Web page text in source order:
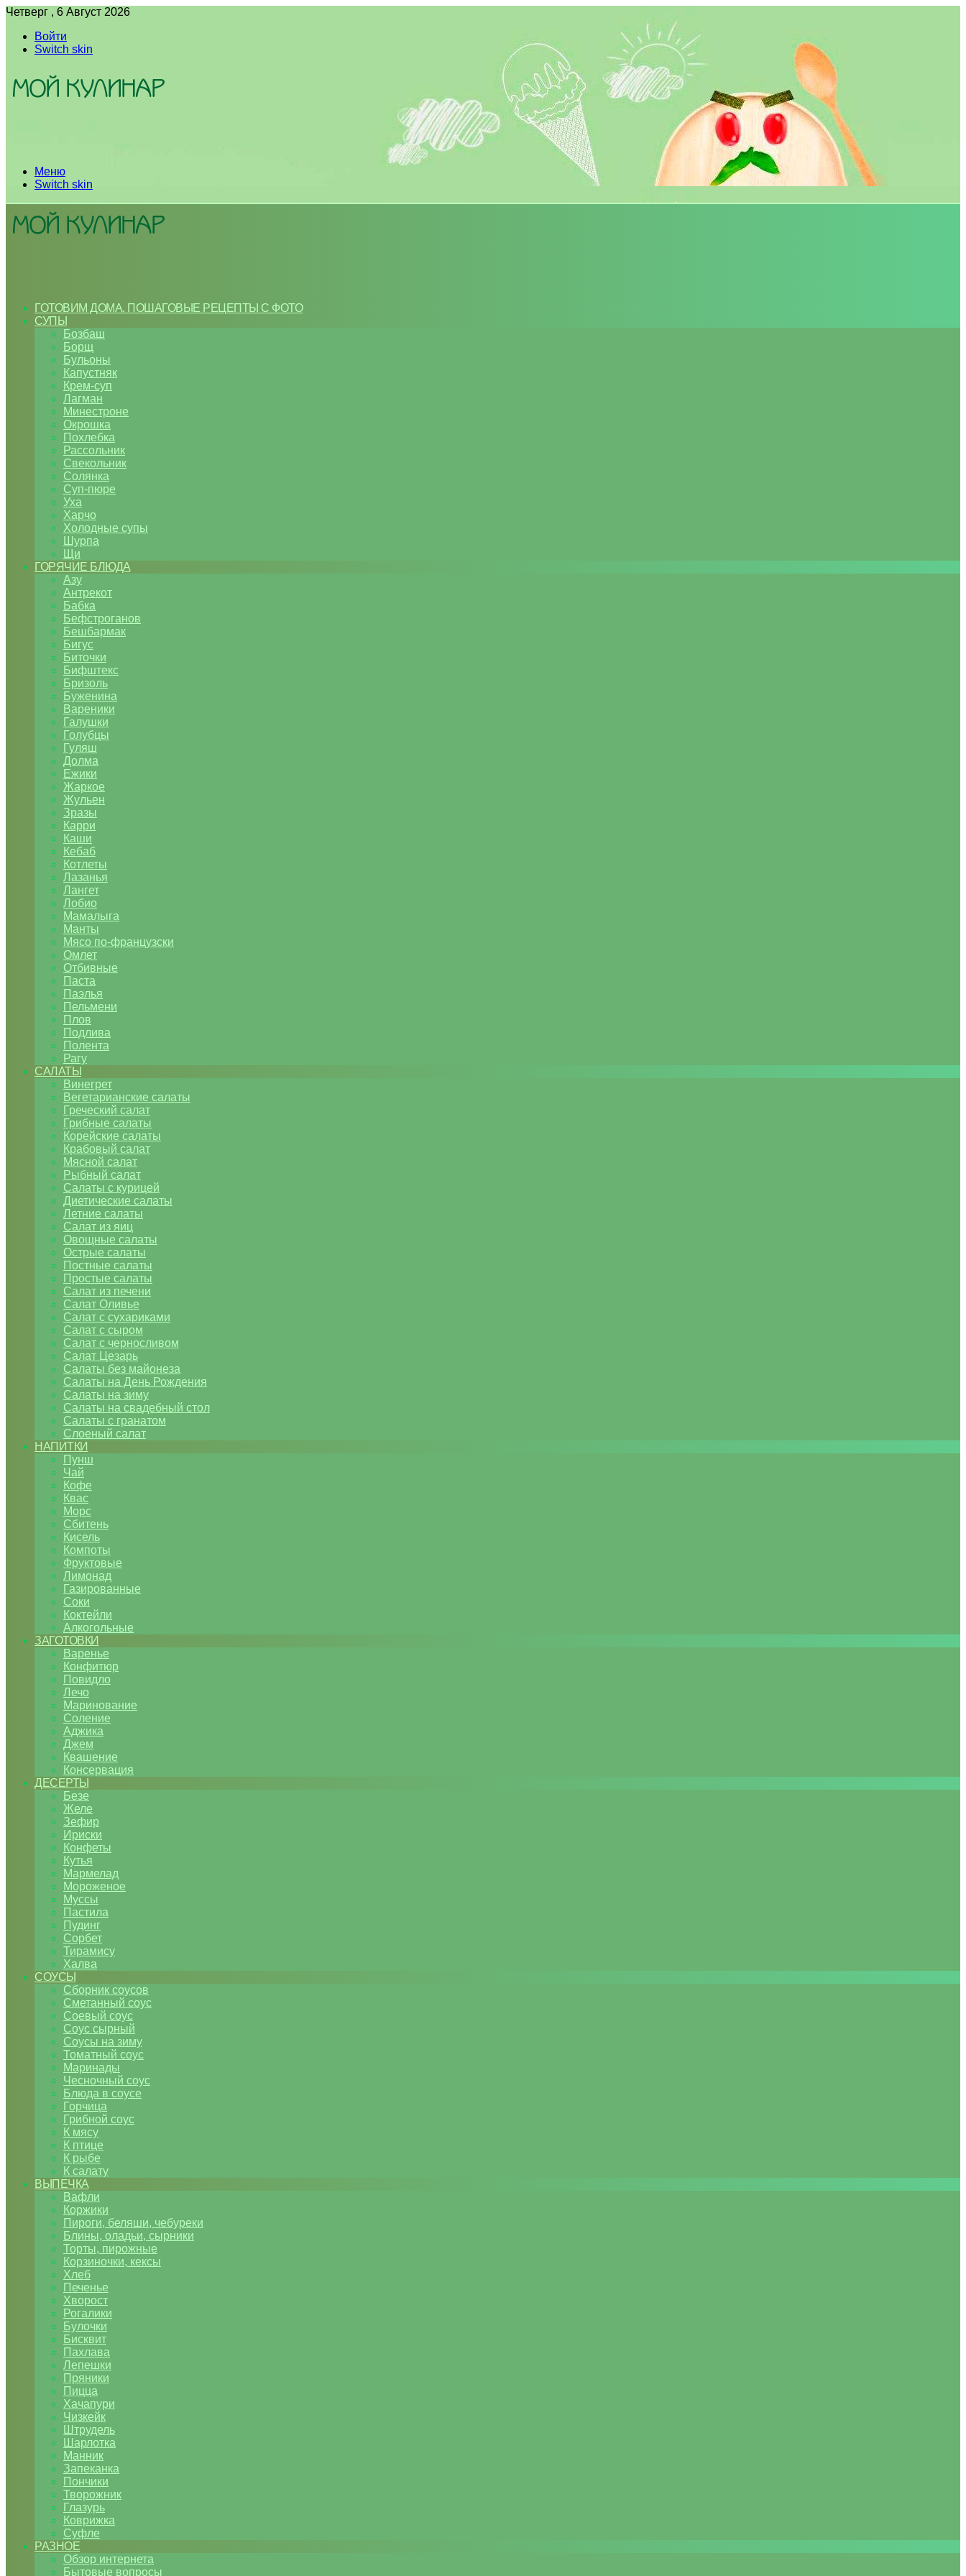
Четверг , 6 Август 2026
Войти
Switch skin
Меню
Switch skin
ГОТОВИМ ДОМА. ПОШАГОВЫЕ РЕЦЕПТЫ С ФОТО
СУПЫ
Бозбаш
Борщ
Бульоны
Капустняк
Крем-суп
Лагман
Минестроне
Окрошка
Похлебка
Рассольник
Свекольник
Солянка
Суп-пюре
Уха
Харчо
Холодные супы
Шурпа
Щи
ГОРЯЧИЕ БЛЮДА
Азу
Антрекот
Бабка
Бефстроганов
Бешбармак
Бигус
Биточки
Бифштекс
Бризоль
Буженина
Вареники
Галушки
Голубцы
Гуляш
Долма
Ежики
Жаркое
Жульен
Зразы
Карри
Каши
Кебаб
Котлеты
Лазанья
Лангет
Лобио
Мамалыга
Манты
Мясо по-французски
Омлет
Отбивные
Паста
Паэлья
Пельмени
Плов
Подлива
Полента
Рагу
САЛАТЫ
Винегрет
Вегетарианские салаты
Греческий салат
Грибные салаты
Корейские салаты
Крабовый салат
Мясной салат
Рыбный салат
Салаты с курицей
Диетические салаты
Летние салаты
Салат из яиц
Овощные салаты
Острые салаты
Постные салаты
Простые салаты
Салат из печени
Салат Оливье
Салат с сухариками
Салат с сыром
Салат с черносливом
Салат Цезарь
Салаты без майонеза
Салаты на День Рождения
Салаты на зиму
Салаты на свадебный стол
Салаты с гранатом
Слоеный салат
НАПИТКИ
Пунш
Чай
Кофе
Квас
Морс
Сбитень
Кисель
Компоты
Фруктовые
Лимонад
Газированные
Соки
Коктейли
Алкогольные
ЗАГОТОВКИ
Варенье
Конфитюр
Повидло
Лечо
Маринование
Соление
Аджика
Джем
Квашение
Консервация
ДЕСЕРТЫ
Безе
Желе
Зефир
Ириски
Конфеты
Кутья
Мармелад
Мороженое
Муссы
Пастила
Пудинг
Сорбет
Тирамису
Халва
СОУСЫ
Сборник соусов
Сметанный соус
Соевый соус
Соус сырный
Соусы на зиму
Томатный соус
Маринады
Чесночный соус
Блюда в соусе
Горчица
Грибной соус
К мясу
К птице
К рыбе
К салату
ВЫПЕЧКА
Вафли
Коржики
Пироги, беляши, чебуреки
Блины, оладьи, сырники
Торты, пирожные
Корзиночки, кексы
Хлеб
Печенье
Хворост
Рогалики
Булочки
Бисквит
Пахлава
Лепешки
Пряники
Пицца
Хачапури
Чизкейк
Штрудель
Шарлотка
Манник
Запеканка
Пончики
Творожник
Глазурь
Коврижка
Суфле
РАЗНОЕ
Обзор интернета
Бытовые вопросы